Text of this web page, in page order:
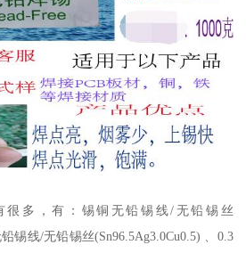
很多，有：锡铜无铅锡线/无铅锡丝
锡线/无铅锡丝(Sn96.5Ag3.0Cu0.5) 、0.3